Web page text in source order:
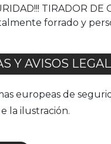
TIRADOR
forrado y
Y AVISOS
europeas de
la ilustración.